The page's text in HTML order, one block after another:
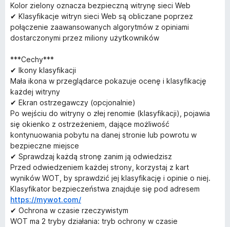
Kolor zielony oznacza bezpieczną witrynę sieci Web
✔ Klasyfikacje witryn sieci Web są obliczane poprzez
połączenie zaawansowanych algorytmów z opiniami
dostarczonymi przez miliony użytkowników
***Cechy***
✔ Ikony klasyfikacji
Mała ikona w przeglądarce pokazuje ocenę i klasyfikację
każdej witryny
✔ Ekran ostrzegawczy (opcjonalnie)
Po wejściu do witryny o złej renomie (klasyfikacji), pojawia
się okienko z ostrzeżeniem, dające możliwość
kontynuowania pobytu na danej stronie lub powrotu w
bezpieczne miejsce
✔ Sprawdzaj każdą stronę zanim ją odwiedzisz
Przed odwiedzeniem każdej strony, korzystaj z kart
wyników WOT, by sprawdzić jej klasyfikację i opinie o niej.
Klasyfikator bezpieczeństwa znajduje się pod adresem
https://mywot.com/
✔ Ochrona w czasie rzeczywistym
WOT ma 2 tryby działania: tryb ochrony w czasie